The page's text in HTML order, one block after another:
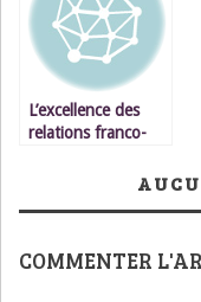
L’excellence des
relations franco-
COMMENTER